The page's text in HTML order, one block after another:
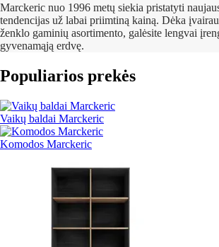
Marckeric nuo 1996 metų siekia pristatyti
tendencijas už labai priimtiną kainą. Dėka
ženklo gaminių asortimento, galėsite lengvai
gyvenamąją erdvę.
Populiarios prekės
Vaikų baldai Marckeric
Komodos Marckeric